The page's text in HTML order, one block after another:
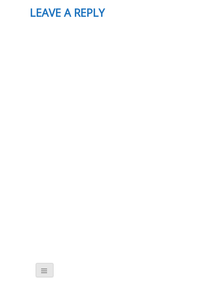
LEAVE A REPLY